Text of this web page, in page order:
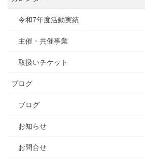
令和7年度活動実績
主催・共催事業
取扱いチケット
ブログ
ブログ
お知らせ
お問合せ